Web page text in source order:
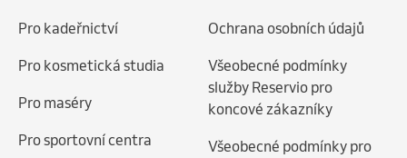
Pro kadeřnictví
Pro kosmetická studia
Pro maséry
Pro sportovní centra
Ochrana osobních údajů
Všeobecné podmínky
služby Reservio pro
koncové zákazníky
Všeobecné podmínky pro